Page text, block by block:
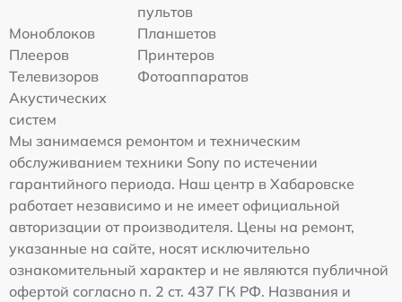
пультов
Моноблоков
Планшетов
Плееров
Принтеров
Телевизоров
Фотоаппаратов
Акустических
систем
Мы занимаемся ремонтом и техническим
обслуживанием техники Sony по истечении
гарантийного периода. Наш центр в Хабаровске
работает независимо и не имеет официальной
авторизации от производителя. Цены на ремонт,
указанные на сайте, носят исключительно
ознакомительный характер и не являются публичной
офертой согласно п. 2 ст. 437 ГК РФ. Названия и